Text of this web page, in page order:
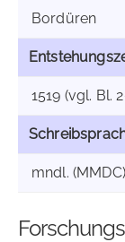
Bordüren
1519 (vgl. Bl.
mndl. (MMDC)